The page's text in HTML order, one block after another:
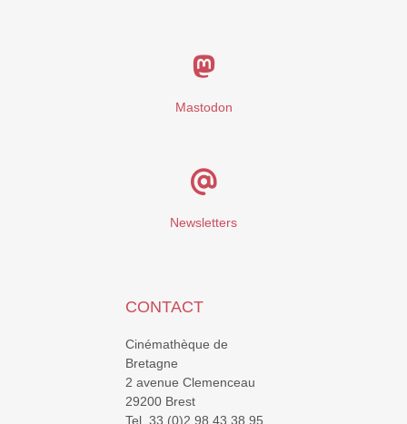
Mastodon
Newsletters
CONTACT
Cinémathèque de
Bretagne
2 avenue Clemenceau
29200 Brest
Tel. 33 (0)2 98 43 38 95